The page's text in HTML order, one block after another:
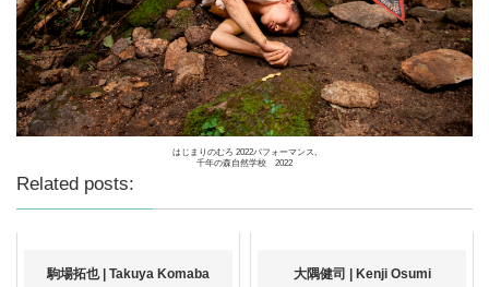
はじまりのむろ 2022パフォーマンス,
千年の森自然学校 2022
Related posts:
駒場拓也 | Takuya Komaba 大隅健司 | Kenji Osumi